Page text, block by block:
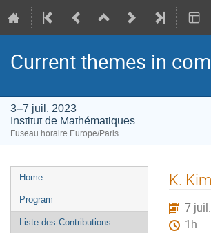
Current themes in
3–7 juil. 2023
Institut de Mathématiques
Fuseau horaire Europe/Paris
Menu
de
l'événement
Home
Program
Liste des Contributions
K. Kim
7
1h